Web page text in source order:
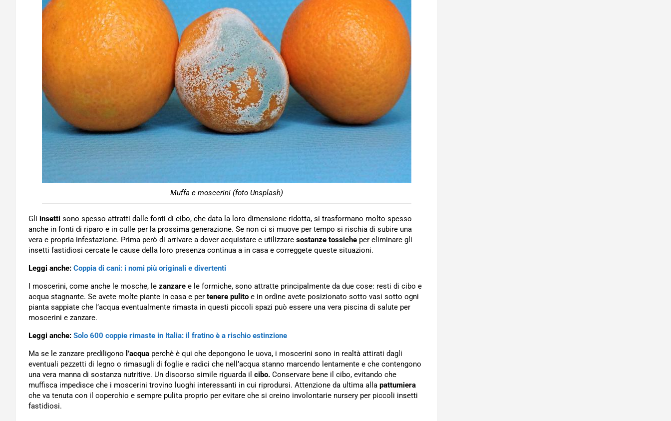
Muffa e moscerini (foto Unsplash)
Gli insetti sono spesso attratti dalle fonti di cibo, che data la loro dimensione ridotta, si trasformano molto spesso
anche in fonti di riparo e in culle per la prossima generazione. Se non ci si muove per tempo si rischia di subire una
vera e propria infestazione. Prima però di arrivare a dover acquistare e utilizzare sostanze tossiche per eliminare gli
insetti fastidiosi cercate le cause della loro presenza continua a in casa e correggete queste situazioni.
Leggi anche: Coppia di cani: i nomi più originali e divertenti
I moscerini, come anche le mosche, le zanzare e le formiche, sono attratte principalmente da due cose: resti di cibo e
acqua stagnante. Se avete molte piante in casa e per tenere pulito e in ordine avete posizionato sotto vasi sotto ogni
pianta sappiate che l’acqua eventualmente rimasta in questi piccoli spazi può essere una vera piscina di salute per
moscerini e zanzare.
Leggi anche: Solo 600 coppie rimaste in Italia: il fratino è a rischio estinzione
Ma se le zanzare prediligono l’acqua perchè è qui che depongono le uova, i moscerini sono in realtà attirati dagli
eventuali pezzetti di legno o rimasugli di foglie e radici che nell’acqua stanno marcendo lentamente e che contengono
una vera manna di sostanza nutritive. Un discorso simile riguarda il cibo. Conservare bene il cibo, evitando che
muffisca impedisce che i moscerini trovino luoghi interessanti in cui riprodursi. Attenzione da ultima alla pattumiera
che va tenuta con il coperchio e sempre pulita proprio per evitare che si creino involontarie nursery per piccoli insetti
fastidiosi.